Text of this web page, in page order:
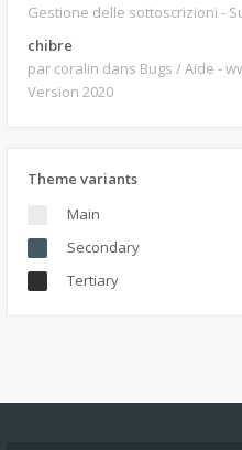
Gestione delle sottoscrizioni -
chibre
par coralin dans Bugs / Aide -
Version 2020
Theme variants
Main
Secondary
Tertiary